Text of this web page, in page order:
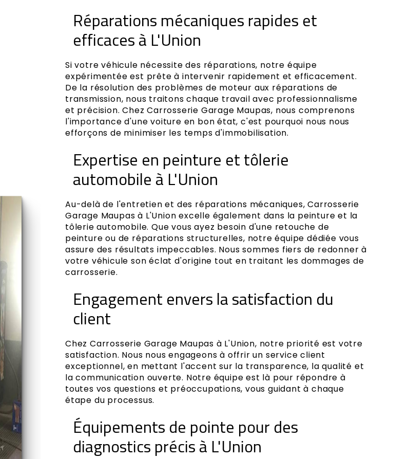
Réparations mécaniques rapides et
efficaces à L'Union
Si votre véhicule nécessite des réparations, notre équipe
expérimentée est prête à intervenir rapidement et efficacement.
De la résolution des problèmes de moteur aux réparations de
transmission, nous traitons chaque travail avec professionnalisme
et précision. Chez Carrosserie Garage Maupas, nous comprenons
l'importance d'une voiture en bon état, c'est pourquoi nous nous
efforçons de minimiser les temps d'immobilisation.
Expertise en peinture et tôlerie
automobile à L'Union
Au-delà de l'entretien et des réparations mécaniques, Carrosserie
Garage Maupas à L'Union excelle également dans la peinture et la
tôlerie automobile. Que vous ayez besoin d'une retouche de
peinture ou de réparations structurelles, notre équipe dédiée vous
assure des résultats impeccables. Nous sommes fiers de redonner à
votre véhicule son éclat d'origine tout en traitant les dommages de
carrosserie.
Engagement envers la satisfaction du
client
Chez Carrosserie Garage Maupas à L'Union, notre priorité est votre
satisfaction. Nous nous engageons à offrir un service client
exceptionnel, en mettant l'accent sur la transparence, la qualité et
la communication ouverte. Notre équipe est là pour répondre à
toutes vos questions et préoccupations, vous guidant à chaque
étape du processus.
Équipements de pointe pour des
diagnostics précis à L'Union